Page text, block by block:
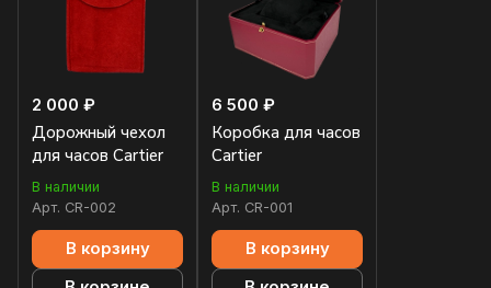
2 000 ₽
Дорожный чехол
для часов Cartier
В наличии
Арт. CR-002
В корзину
6 500 ₽
Коробка для часов
Cartier
В наличии
Арт. CR-001
В корзину